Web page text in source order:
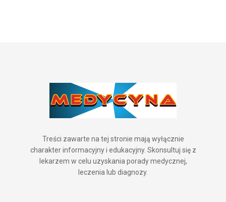
Treści zawarte na tej stronie mają wyłącznie
charakter informacyjny i edukacyjny. Skonsultuj się z
lekarzem w celu uzyskania porady medycznej,
leczenia lub diagnozy.